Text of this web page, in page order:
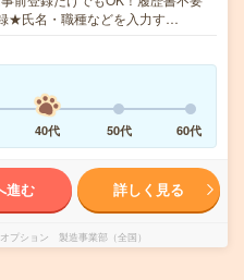
★氏名・職種などを入力す…
40代 50代 60代
進む 詳しく見る
プション 製造事業部（全国）